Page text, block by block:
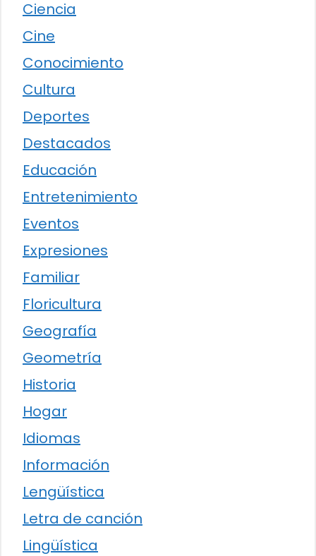
Ciencia
Cine
Conocimiento
Cultura
Deportes
Destacados
Educación
Entretenimiento
Eventos
Expresiones
Familiar
Floricultura
Geografía
Geometría
Historia
Hogar
Idiomas
Información
Lengüística
Letra de canción
Lingüística